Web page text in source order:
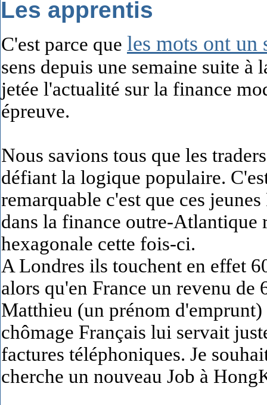
Les apprentis
C'est parce que les mots ont un
sens depuis une semaine suite
jetée l'actualité sur la finance
épreuve.
Nous savions tous que les
défiant la logique populaire.
remarquable c'est que ces
dans la finance outre-
hexagonale cette fois-ci.
A Londres ils touchent en effet
alors qu'en France un revenu de
Matthieu (un prénom
chômage Français lui servait
factures téléphoniques. Je
cherche un nouveau Job à